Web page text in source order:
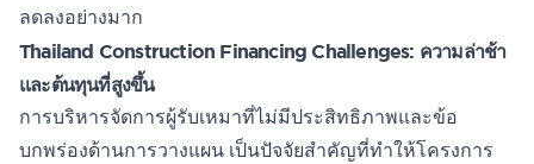
ลดลงอย่างมาก
Thailand Construction Financing Challenges: ความล่าช้า
และต้นทุนที่สูงขึ้น
การบริหารจัดการผู้รับเหมาที่ไม่มีประสิทธิภาพและข้อ
บกพร่องด้านการวางแผน เป็นปัจจัยสำคัญที่ทำให้โครงการ